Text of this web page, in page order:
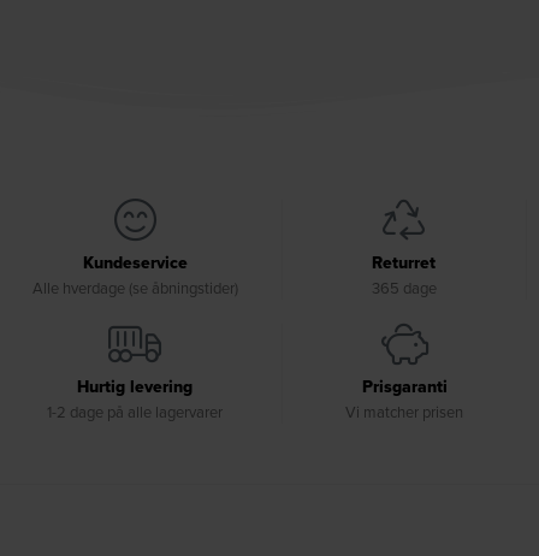
Kundeservice
Alle hverdage (se åbningstider)
Returret
365 dage
Hurtig levering
1-2 dage på alle lagervarer
Prisgaranti
Vi matcher prisen